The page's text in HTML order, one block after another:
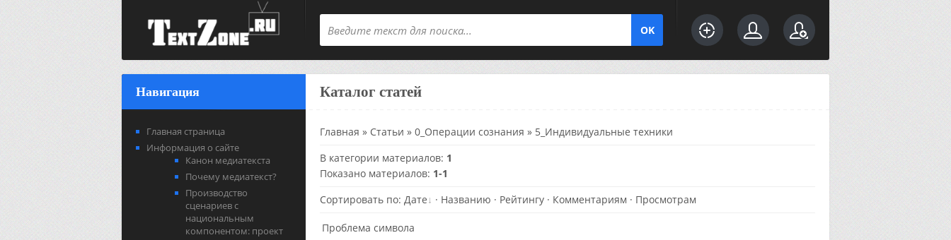
Навигация
Главная страница
Информация о сайте
Канон медиатекста
Почему медиатекст?
Производство
сценариев с
национальным
компонентом: проект
Каталог статей
Главная » Статьи » 0_Операции сознания » 5_Индивидуальные техники
В категории материалов: 1
Показано материалов: 1-1
Сортировать по: Дате · Названию · Рейтингу · Комментариям · Просмотрам
Проблема символа